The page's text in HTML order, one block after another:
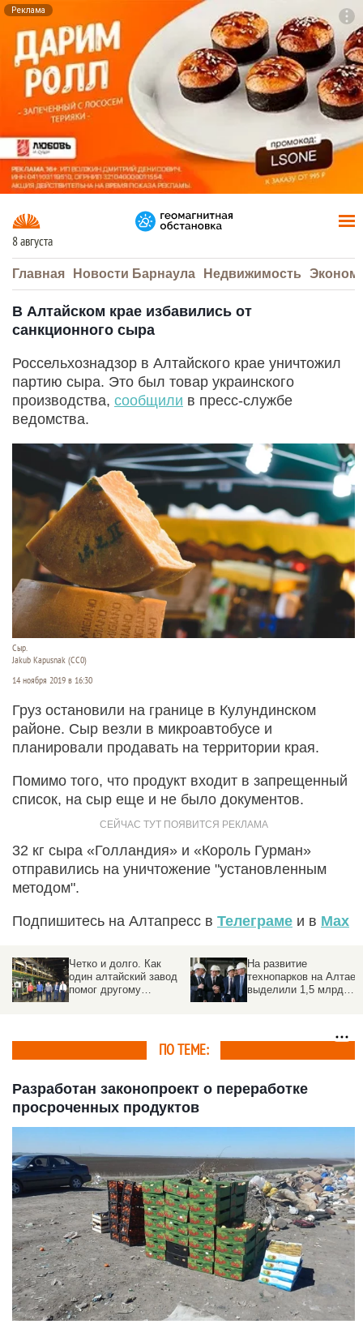
Реклама
8 августа
Главная Новости Барнаула Недвижимость
В Алтайском крае избавились от
санкционного сыра
Россельхознадзор в Алтайского крае уничтожил
партию сыра. Это был товар украинского
производства, сообщили в пресс-службе
ведомства.
Сыр.
Jakub Kapusnak (СС0)
14 ноября 2019 в 16:30
Груз остановили на границе в Кулундинском
районе. Сыр везли в микроавтобусе и
планировали продавать на территории края.
Помимо того, что продукт входит в запрещенный
список, на сыр еще и не было документов.
32 кг сыра «Голландия» и «Король Гурман»
отправились на уничтожение "установленным
методом".
Подпишитесь на Алтапресс в Телеграме и в Max
Четко и долго. Как
один алтайский завод
помог другому
На развитие
технопарков на Алтае
выделили 1,5 млрд
ПО ТЕМЕ:
Разработан законопроект о переработке
просроченных продуктов